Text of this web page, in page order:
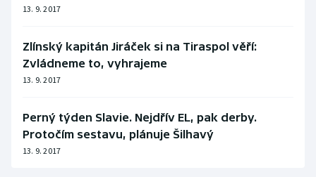
13. 9. 2017
Zlínský kapitán Jiráček si na Tiraspol věří:
Zvládneme to, vyhrajeme
13. 9. 2017
Perný týden Slavie. Nejdřív EL, pak derby.
Protočím sestavu, plánuje Šilhavý
13. 9. 2017